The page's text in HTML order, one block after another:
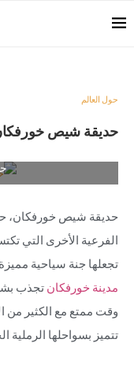
حول العالم
حديقة شيص
حديقة شيص خورفكان،
الفرعية الأخرى التي
تجعلها جنة سياحية
مدينة خورفكانتجذب
وقت ممتع مع الكثير من
تتميز بسواحلها الرملية